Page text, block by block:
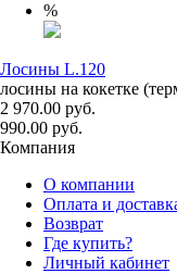
%
Лосины L.120
лосины на кокетке
2 970.00 руб.
990.00 руб.
Компания
О компании
Оплата и
Возврат
Где купить?
Личный кабинет